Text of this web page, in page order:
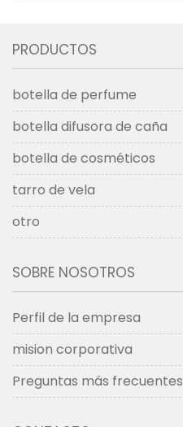
PRODUCTOS
botella de perfume
botella difusora de caña
botella de cosméticos
tarro de vela
otro
SOBRE NOSOTROS
Perfil de la empresa
mision corporativa
Preguntas más frecuentes